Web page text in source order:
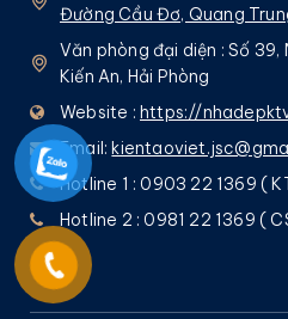
Đường Cầu Đơ, Quang
Văn phòng đại diện : Số
Kiến An, Hải Phòng
Website : https://
Email:
Hotline 1 : 0903 22 1369 (
Hotline 2 : 0981 22 1369 (